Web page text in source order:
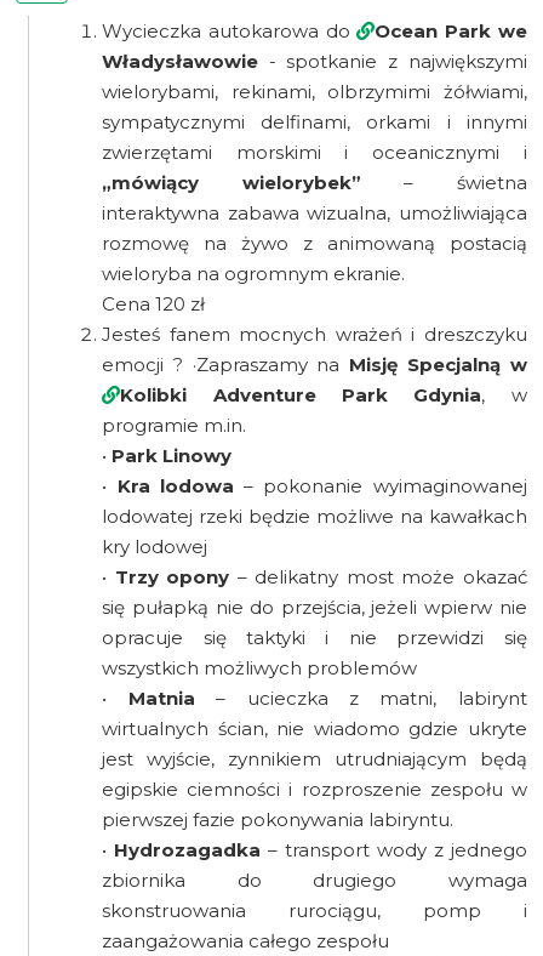
Wycieczka autokarowa do
Ocean Park we
Władysławowie - spotkanie z największymi
wielorybami, rekinami, olbrzymimi żółwiami,
sympatycznymi delfinami, orkami i innymi
zwierzętami morskimi i oceanicznymi i
„mówiący wielorybek” – świetna
interaktywna zabawa wizualna, umożliwiająca
rozmowę na żywo z animowaną postacią
wieloryba na ogromnym ekranie.
Cena 120 zł
Jesteś fanem mocnych wrażeń i dreszczyku
emocji ? ·Zapraszamy na Misję Specjalną w
Kolibki Adventure Park Gdynia, w
programie m.in.
• Park Linowy
• Kra lodowa – pokonanie wyimaginowanej
lodowatej rzeki będzie możliwe na kawałkach
kry lodowej
• Trzy opony – delikatny most może okazać
się pułapką nie do przejścia, jeżeli wpierw nie
opracuje się taktyki i nie przewidzi się
wszystkich możliwych problemów
• Matnia – ucieczka z matni, labirynt
wirtualnych ścian, nie wiadomo gdzie ukryte
jest wyjście, zynnikiem utrudniającym będą
egipskie ciemności i rozproszenie zespołu w
pierwszej fazie pokonywania labiryntu.
• Hydrozagadka – transport wody z jednego
zbiornika do drugiego wymaga
skonstruowania rurociągu, pomp i
zaangażowania całego zespołu